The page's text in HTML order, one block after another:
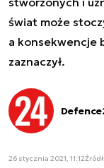
świat może
a konsekwencje
zaznaczył.
26 stycznia 2021, 11:12